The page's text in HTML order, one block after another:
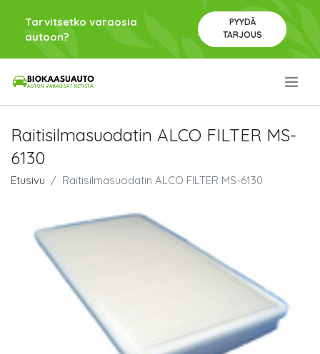
Tarvitsetko varaosia
autoon?
PYYDÄ
TARJOUS
Raitisilmasuodatin ALCO FILTER MS-
6130
Etusivu Raitisilmasuodatin ALCO FILTER MS-6130